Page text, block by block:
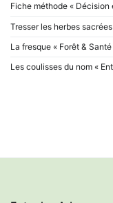
Fiche méthode «
Tresser les herbes sacrées
La fresque « Forêt &
Les coulisses du nom «